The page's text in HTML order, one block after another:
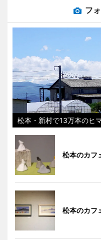
フ
松本・新村で13万本のヒ
松本のカフ
松本のカフ